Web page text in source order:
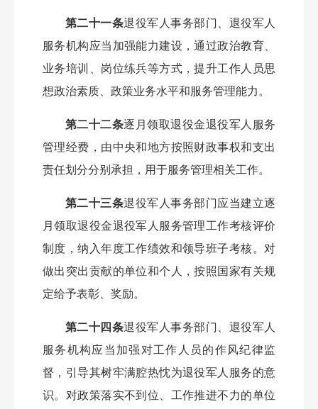
第二十一条退役军人事务部门、退役军人
服务机构应当加强能力建设，通过政治教育、
业务培训、岗位练兵等方式，提升工作人员思
想政治素质、政策业务水平和服务管理能力。
第二十二条逐月领取退役金退役军人服务
管理经费，由中央和地方按照财政事权和支出
责任划分分别承担，用于服务管理相关工作。
第二十三条退役军人事务部门应当建立逐
月领取退役金退役军人服务管理工作考核评价
制度，纳入年度工作绩效和领导班子考核。对
做出突出贡献的单位和个人，按照国家有关规
定给予表彰、奖励。
第二十四条退役军人事务部门、退役军人
服务机构应当加强对工作人员的作风纪律监
督，引导其树牢满腔热忱为退役军人服务的意
识。对政策落实不到位、工作推进不力的单位